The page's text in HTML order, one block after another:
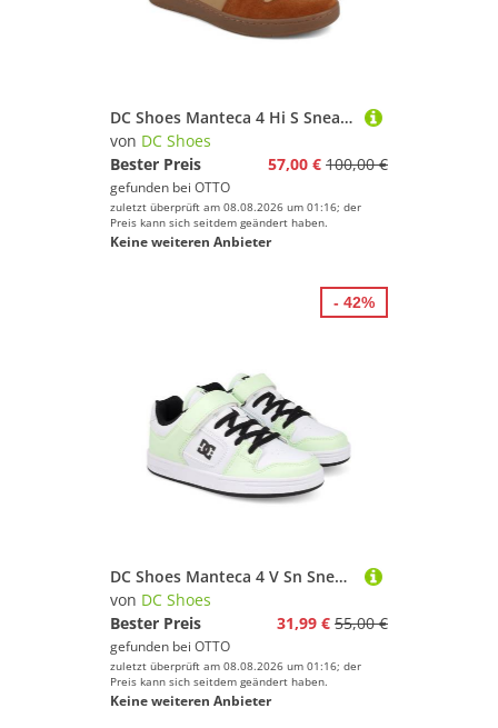
DC Shoes Manteca 4 Hi S Sneaker
von DC Shoes
Bester Preis
57,00 € 100,00 €
gefunden bei OTTO
zuletzt überprüft am 08.08.2026 um 01:16; der
Preis kann sich seitdem geändert haben.
Keine weiteren Anbieter
DC Shoes Manteca 4 V Sn Sneaker
von DC Shoes
Bester Preis
31,99 € 55,00 €
gefunden bei OTTO
zuletzt überprüft am 08.08.2026 um 01:16; der
Preis kann sich seitdem geändert haben.
Keine weiteren Anbieter
- 42%